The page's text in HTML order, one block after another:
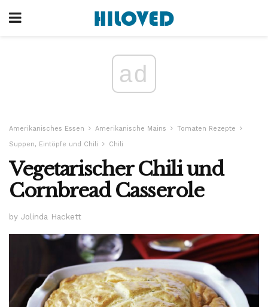
ad
Amerikanisches Essen Amerikanische Mains
Tomaten Rezepte
Suppen, Eintöpfe und Chili
Chili
Vegetarischer Chili und
Cornbread Casserole
by Jolinda Hackett